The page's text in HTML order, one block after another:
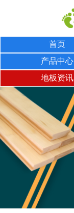
首页
产品中心
地板资讯